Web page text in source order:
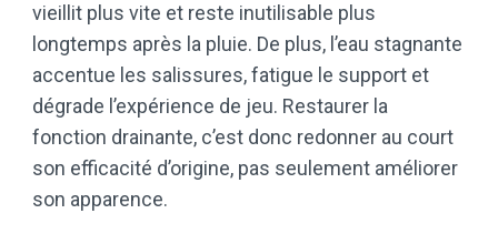
vieillit plus vite et reste inutilisable plus
longtemps après la pluie. De plus, l’eau stagnante
accentue les salissures, fatigue le support et
dégrade l’expérience de jeu. Restaurer la
fonction drainante, c’est donc redonner au court
son efficacité d’origine, pas seulement améliorer
son apparence.